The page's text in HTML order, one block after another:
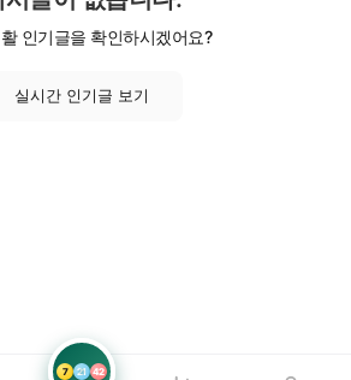
인기글을 확인하시겠어요?
실시간 인기글 보기
7 21 42